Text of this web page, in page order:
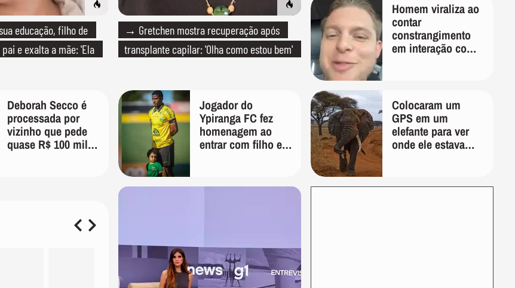
educação, filho de
e exalta a mãe: 'Ela
→ Gretchen mostra recuperação após
transplante capilar: 'Olha como estou bem'
Homem viraliza ao
contar
constrangimento
em interação com
Deborah Secco é
processada por
vizinho que pede
quase R$ 100 mil
Jogador do
Ypiranga FC fez
homenagem ao
entrar com filho em
criança
Colocaram um
GPS em um
elefante para ver
onde ele estava
desenhou um